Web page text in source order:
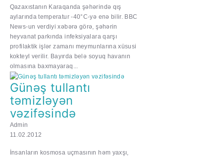
Qazaxıstanın Karaqanda şəhərində qış
aylarında temperatur -40°C-yə enə bilir. BBC
News-un verdiyi xəbərə görə, şəhərin
heyvanat parkında infeksiyalara qarşı
profilaktik işlər zamanı meymunlarına xüsusi
kokteyl verilir. Bayırda belə soyuq havanın
olmasına baxmayaraq...
Günəş tullantı
təmizləyən
vəzifəsində
Admin
11.02.2012
İnsanların kosmosa uçmasının həm yaxşı,